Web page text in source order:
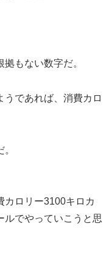
もない数字だ。
であれば、消費カロ
カロリー3100キロカ
ルでやっていこうと思